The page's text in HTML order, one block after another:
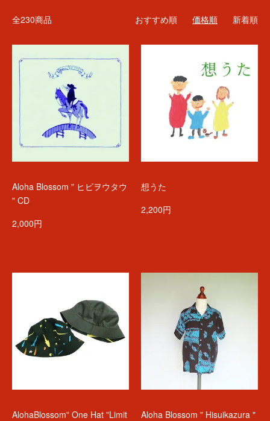
全230商品 おすすめ順 価格順 新着順
Aloha Blossom " ヒビヲウタウ
" CD
2,000円
想うた
2,200円
AlohaBlossom" One Hat "Limit
Aloha Blossom " Hisuikazura "